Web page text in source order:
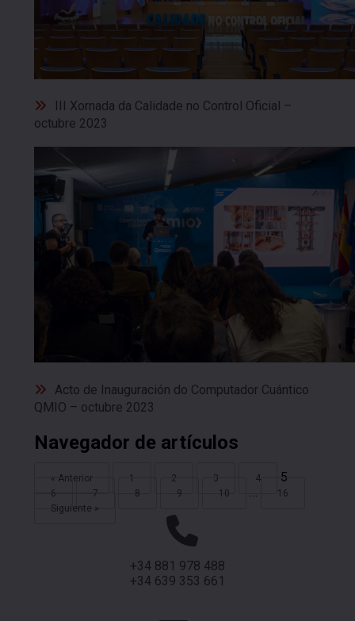
III Xornada da Calidade no Control Oficial –
octubre 2023
Acto de Inauguración do Computador Cuántico
QMIO – octubre 2023
Navegador de artículos
« Anterior 1 2 3 4 5
6 7 8 9 10
16
Siguiente »
+34 881 978 488
+34 639 353 661